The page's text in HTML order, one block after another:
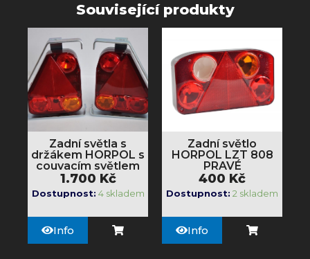
Související produkty
Zadní světla s
držákem HORPOL s
couvacím světlem
1.700 Kč
Dostupnost: 4 skladem
Info
Zadní světlo
HORPOL LZT 808
PRAVÉ
400 Kč
Dostupnost: 2 skladem
Info